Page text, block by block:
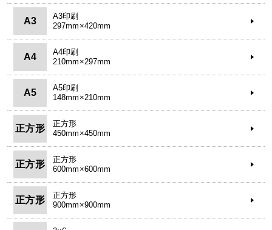
A3
A3印刷
297mm×420mm
A4
A4印刷
210mm×297mm
A5
A5印刷
148mm×210mm
正方形
正方形
450mm×450mm
正方形
正方形
600mm×600mm
正方形
正方形
900mm×900mm